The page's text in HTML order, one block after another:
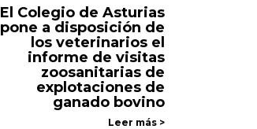
El Colegio de Asturias
pone a disposición de
los veterinarios el
informe de visitas
zoosanitarias de
explotaciones de
ganado bovino
Leer más >